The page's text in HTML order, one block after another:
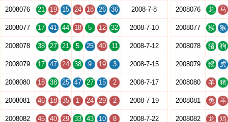
2008076 21 19 15 24 18 26 36 2008-7-8
2008077 17 41 44 18 5 12 32 2008-7-10
2008078 38 27 21 5 25 40 11 2008-7-12
2008079 17 47 24 38 9 19 3 2008-7-15
2008080 18 38 25 47 27 15 2 2008-7-17
2008081 46 18 35 1 24 29 2 2008-7-19
2008082 45 40 29 33 43 10 8 2008-7-22
2008076 龙 马
2008077 猴 猴
2008078 猪 狗
2008079 猴 虎
2008080 羊 猪
2008081 兔 羊
2008082 龙 鸡